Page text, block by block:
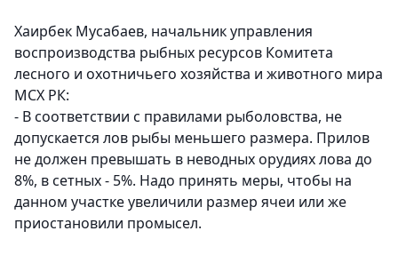
Хаирбек Мусабаев, начальник управления
воспроизводства рыбных ресурсов Комитета
лесного и охотничьего хозяйства и животного мира
МСХ РК:
- В соответствии с правилами рыболовства, не
допускается лов рыбы меньшего размера. Прилов
не должен превышать в неводных орудиях лова до
8%, в сетных - 5%. Надо принять меры, чтобы на
данном участке увеличили размер ячеи или же
приостановили промысел.